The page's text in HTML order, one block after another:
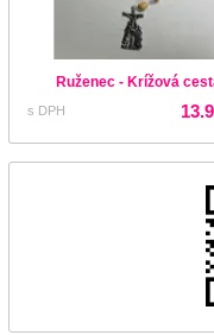
Ruženec - Krížová
s DPH